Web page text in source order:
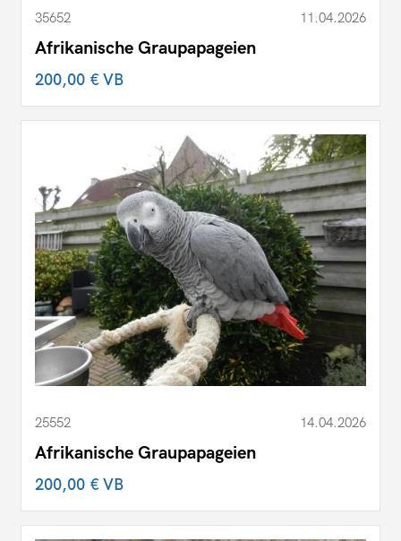
35652 11.04.2026
Afrikanische Graupapageien
200,00 €VB
25552 14.04.2026
Afrikanische Graupapageien
200,00 €VB